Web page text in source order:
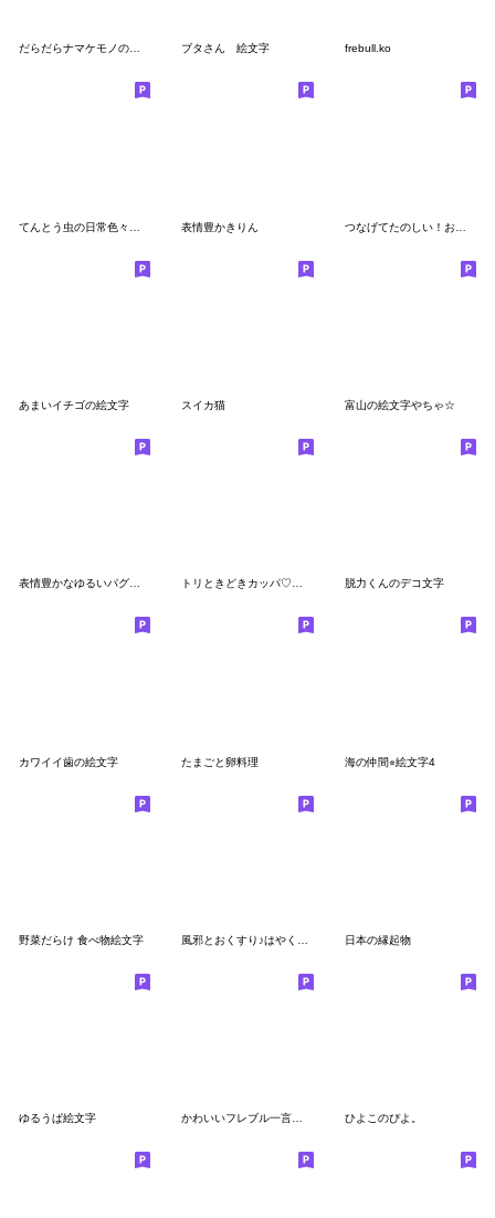
だらだらナマケモノの絵文字 ブタさん 絵文字 frebull.ko
表情豊かきりん つなげてたのしい！お誕生日専用デコ文字
あまいイチゴの絵文字 スイカ猫 富山の絵文字やちゃ☆
表情豊かなゆるいパグ。犬。 トリときどきカッパ♡絵文字【ゆるカワ】 脱力くんのデコ文字
カワイイ歯の絵文字 たまごと卵料理 海の仲間⭐︎絵文字4
野菜だらけ 食べ物絵文字 日本の縁起物
ゆるうぱ絵文字 かわいいフレブル一言絵文字（パイド） ひよこのぴよ。